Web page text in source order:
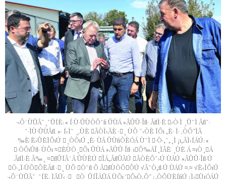
¬Ô˙ÙÛÂ˜¸ˆÛÍÈ: « Í·Ù·ÛÙÒÔˆﬁ ÛÙÁ »ÂÛÛ·Îﬂ· ÂﬂÌ·È ›Ò·Ì ¸Û˘Ì Âﬂ˜·
ˆ·ÌÙ·ÛÙÂﬂ. »· Í‹Ì˘ ¸,ÙÈ ÂÒÌ‹ÂÈ ·¸ ÙÔ ˜›ÒÈ ÏÔı „È· Ì· ‚ÒÔ˝ÏÂ
‰È·Ë›ÛÈÏÔıÚ ¸ÒÔıÚ „È· ÙÁ ÛÙﬁÒÈÓÁ Ù˘Ì ·Ò·„˘„˛Ì ¡ı„ÂÌ‹ÍÁÚ: «
·ÒÔıÛﬂ· ÙÔı ≈ÈÙÒ¸Ôı ÛÙÁ »ÂÛÛ·Îﬂ· ıÔ‰ÁÎ˛ÌÂÈ ¸ÙÈ Á ≈ıÒ˛Á
ÂﬂÌ·È Â‰˛ ≈ﬂÛÍÂ¯Á ÛÙÈÚ ÎÁ„ÂﬂÛÂÚ ÂÒÈÔ˜›Ú ÙÁÚ »ÂÛÛ·Îﬂ·Ú
Ò·„Ï·ÙÔÔÈÂﬂ ·¸ ÙÔ Ò˘ﬂ Ô ÂﬂÙÒÔÔÚ √Â˘Ò„ﬂ·Ú ÙÁÚ ≈.≈ √È‹ÌÔıÚ
¬Ô˙ÙÛÂ˜¸ˆÍÈ, ÏÂÙ‹ ·¸ Ò¸ÛÍÎÁÛÁ ÙÔı ’ÔıÒ„Ô˝ ¡„ÒÔÙÈÍﬁÚ ¡Ì‹ÙıÓÁÚ